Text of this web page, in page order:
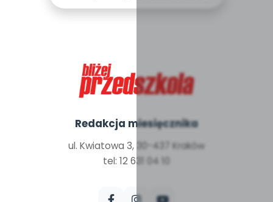
Redakcja miesięcznika
ul. Kwiatowa 3, 30-437 Kraków
tel: 12 631 04 10